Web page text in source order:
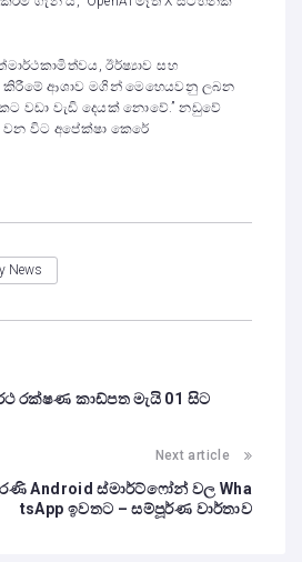
ඊර්ෂ්‍යාව සහ
ආශාව මගින් මෙහෙයවනු ලබන
වඩා වැඩි දෙයක් නොවේ.” නඩුවේ
වන විට අපේක්ෂා කෙරේ
News
රක්ෂණ කාඩ්පත මැයි 01 සිට
Next article
Android ස්මාර්ට්ෆෝන් වල Wha
tsApp ඉවතට – සම්පූර්ණ වාර්තාව